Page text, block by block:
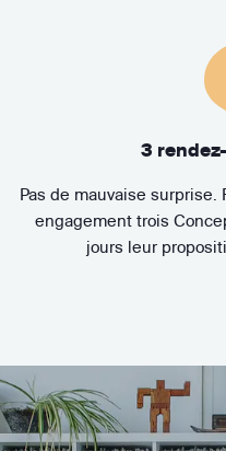
3
Pas de mauvaise
engagement trois
jours leur